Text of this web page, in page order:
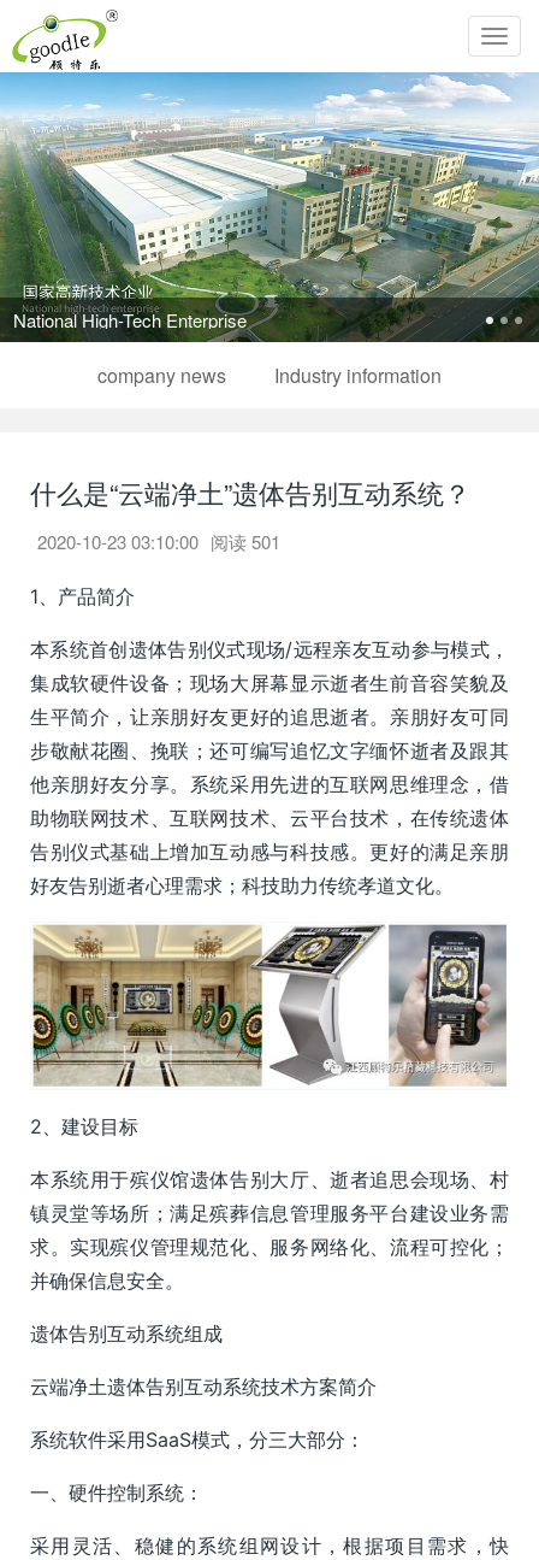
company news Industry information
什么是“云端净土”遗体告别互动系统？
2020-10-23 03:10:00 阅读501
1、产品简介
本系统首创遗体告别仪式现场/远程亲友互动参与模式，
集成软硬件设备；现场大屏幕显示逝者生前音容笑貌及
生平简介，让亲朋好友更好的追思逝者。亲朋好友可同
步敬献花圈、挽联；还可编写追忆文字缅怀逝者及跟其
他亲朋好友分享。系统采用先进的互联网思维理念，借
助物联网技术、互联网技术、云平台技术，在传统遗体
告别仪式基础上增加互动感与科技感。更好的满足亲朋
好友告别逝者心理需求；科技助力传统孝道文化。
2、建设目标
本系统用于殡仪馆遗体告别大厅、逝者追思会现场、村
镇灵堂等场所；满足殡葬信息管理服务平台建设业务需
求。实现殡仪管理规范化、服务网络化、流程可控化；
并确保信息安全。
遗体告别互动系统组成
云端净土遗体告别互动系统技术方案简介
系统软件采用SaaS模式，分三大部分：
一、硬件控制系统：
采用灵活、稳健的系统组网设计，根据项目需求，快